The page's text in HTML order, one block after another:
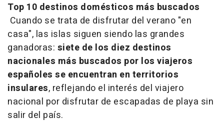
Top 10 destinos domésticos más buscados
Cuando se trata de disfrutar del verano "en
casa", las islas siguen siendo las grandes
ganadoras: siete de los diez destinos
nacionales más buscados por los viajeros
españoles se encuentran en territorios
insulares, reflejando el interés del viajero
nacional por disfrutar de escapadas de playa sin
salir del país.